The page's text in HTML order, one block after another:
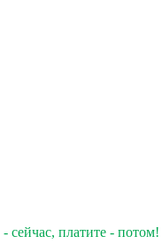
сейчас, платите - потом!